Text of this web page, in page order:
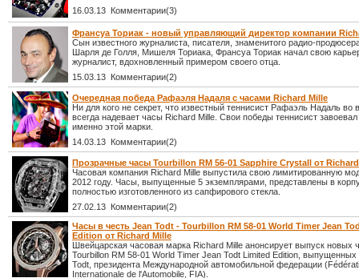
16.03.13 Комментарии(3)
Франсуа Ториак - новый управляющий директор компании
Сын известного журналиста, писателя, знаменитого радио-
Шарля де Голля, Мишеля Ториака, Франсуа Ториак начал свою
журналист, вдохновленный примером своего отца.
15.03.13 Комментарии(2)
Очередная победа Рафаэля Надаля с часами Richard Mille
Ни для кого не секрет, что известный теннисист Рафаэль Надаль во
всегда надевает часы Richard Mille. Свои победы теннисист
именно этой марки.
14.03.13 Комментарии(2)
Прозрачные часы Tourbillon RM 56-01 Sapphire Crystall от
Часовая компания Richard Mille выпустила свою лимитированную
2012 году. Часы, выпущенные 5 экземплярами, представлены в
полностью изготовленного из сапфирового стекла.
27.02.13 Комментарии(2)
Часы в честь Jean Todt - Tourbillon RM 58-01 World Timer Jean
Edition от Richard Mille
Швейцарская часовая марка Richard Mille анонсирует выпуск новых
Tourbillon RM 58-01 World Timer Jean Todt Limited Edition, выпущенных
Todt, президента Международной автомобильной федерации
Internationale de l'Automobile, FIA).